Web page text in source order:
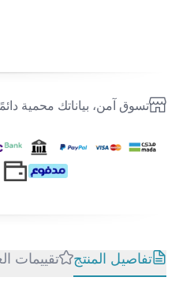
تسوق آمن، بياناتك محمية
تفاصيل المنتج تقييمات